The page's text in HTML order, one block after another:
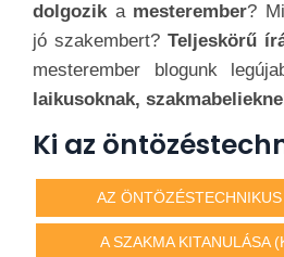
dolgozik a mesterember?
jó szakembert? Teljeskörű
mesterember blogunk
laikusoknak,
Ki az
AZ
A SZAKMA KITANULÁSA